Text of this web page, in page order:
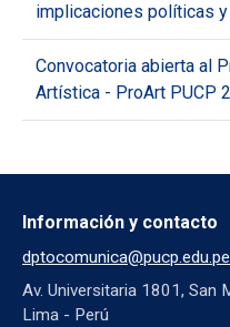
implicaciones políticas
Convocatoria abierta al
Artística - ProArt PUCP
Información y contacto
dptocomunica@pucp.edu.pe
Av. Universitaria 1801, San
Lima - Perú